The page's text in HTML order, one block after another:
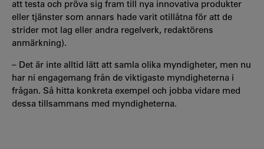
att testa och pröva sig fram till nya innovativa produkter
eller tjänster som annars hade varit otillåtna för att de
strider mot lag eller andra regelverk, redaktörens
anmärkning).
– Det är inte alltid lätt att samla olika myndigheter, men nu
har ni engagemang från de viktigaste myndigheterna i
frågan. Så hitta konkreta exempel och jobba vidare med
dessa tillsammans med myndigheterna.